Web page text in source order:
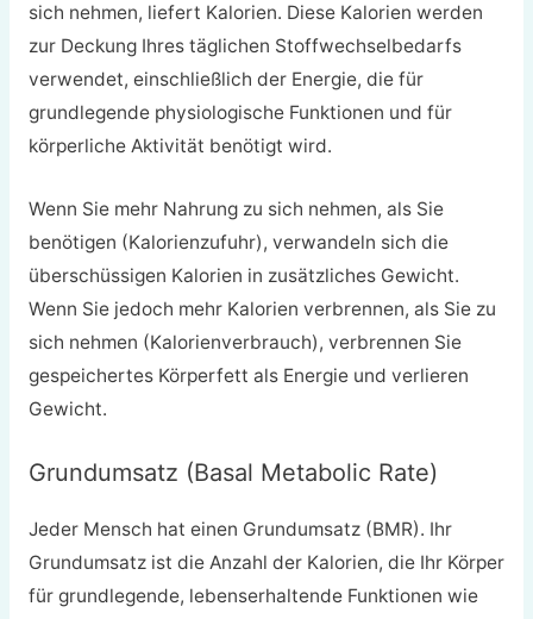
sich nehmen, liefert Kalorien. Diese Kalorien werden
zur Deckung Ihres täglichen Stoffwechselbedarfs
verwendet, einschließlich der Energie, die für
grundlegende physiologische Funktionen und für
körperliche Aktivität benötigt wird.
Wenn Sie mehr Nahrung zu sich nehmen, als Sie
benötigen (Kalorienzufuhr), verwandeln sich die
überschüssigen Kalorien in zusätzliches Gewicht.
Wenn Sie jedoch mehr Kalorien verbrennen, als Sie zu
sich nehmen (Kalorienverbrauch), verbrennen Sie
gespeichertes Körperfett als Energie und verlieren
Gewicht.
Grundumsatz (Basal Metabolic Rate)
Jeder Mensch hat einen Grundumsatz (BMR). Ihr
Grundumsatz ist die Anzahl der Kalorien, die Ihr Körper
für grundlegende, lebenserhaltende Funktionen wie